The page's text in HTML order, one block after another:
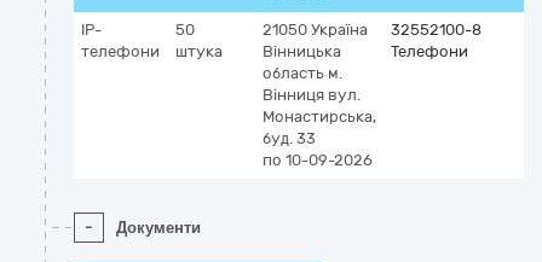
IP-
телефони
50
штука
21050 Україна
Вінницька
область м.
Вінниця вул.
Монастирська,
буд. 33
по 10-09-2026
32552100-8
Телефони
- Документи